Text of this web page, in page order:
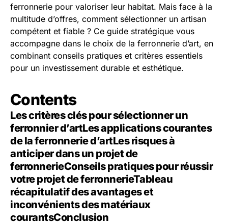
ferronnerie pour valoriser leur habitat. Mais face à la
multitude d’offres, comment sélectionner un artisan
compétent et fiable ? Ce guide stratégique vous
accompagne dans le choix de la ferronnerie d’art, en
combinant conseils pratiques et critères essentiels
pour un investissement durable et esthétique.
Contents
Les critères clés pour sélectionner un
ferronnier d’artLes applications courantes
de la ferronnerie d’artLes risques à
anticiper dans un projet de
ferronnerieConseils pratiques pour réussir
votre projet de ferronnerieTableau
récapitulatif des avantages et
inconvénients des matériaux
courantsConclusion